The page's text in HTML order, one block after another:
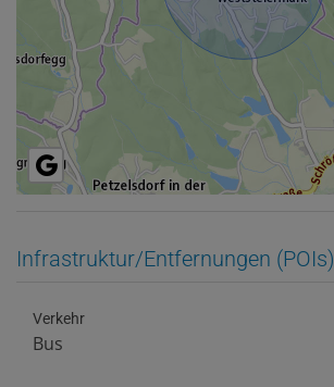
Infrastruktur/Entfernungen (POIs)
Verkehr
Bus